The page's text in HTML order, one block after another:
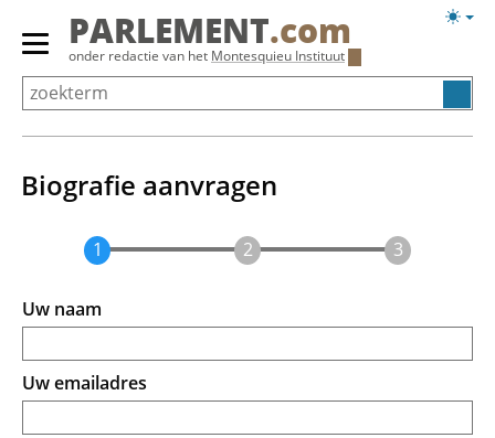
Overslaan
Primair
menu
tonen/verbergen
PARLEMENT.com
onder redactie van het Montesquieu Instituut
Biografie aanvragen
Uw naam
Uw emailadres